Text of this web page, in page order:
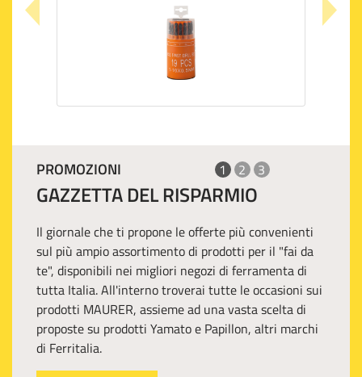
PROMOZIONI 1 2 3
GAZZETTA DEL RISPARMIO
Il giornale che ti propone le offerte più convenienti
sul più ampio assortimento di prodotti per il "fai da
te", disponibili nei migliori negozi di ferramenta di
tutta Italia. All'interno troverai tutte le occasioni sui
prodotti MAURER, assieme ad una vasta scelta di
proposte su prodotti Yamato e Papillon, altri marchi
di Ferritalia.